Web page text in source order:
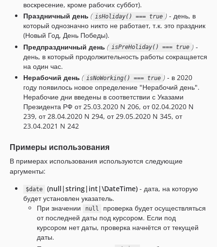
воскресение, кроме рабочих суббот).
Праздничный день ( isHoliday() === true )- день, в
который однозначно никто не работает, т.к. это праздник
(Новый Год, День Победы).
Предпраздничный день ( isPreHoliday() === true )-
день, в который продолжительность работы сокращается
на один час.
Нерабочий день ( isNoWorking() === true )- в 2020
году появилось новое определение "Нерабочий день".
Нерабочие дни введены в соответствии с Указами
Президента РФ от 25.03.2020 N 206, от 02.04.2020 N
239, от 28.04.2020 N 294, от 29.05.2020 N 345, от
23.04.2021 N 242
Примеры использования
В примерах использования используются следующие
аргументы:
$date (null|string|int|\DateTime)- дата, на которую
будет установлен указатель.
При значении
null
проверка будет осуществляться
от последней даты под курсором. Если под
курсором нет даты, проверка начнётся от текущей
даты.